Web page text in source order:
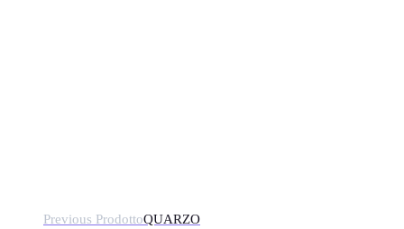
Previous ProdottoQUARZO